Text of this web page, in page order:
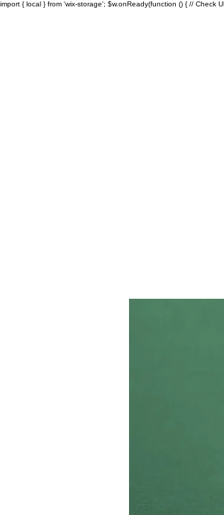
import { local } from 'wix-storage'; $w.onReady(function () { // Check